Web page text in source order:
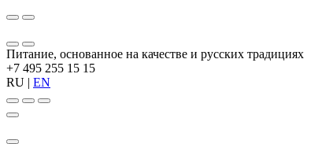
Питание, основанное на качестве и русских традициях
+7 495 255 15 15
RU | EN